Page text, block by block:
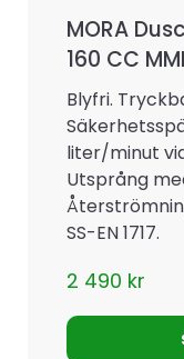
MORA
160 CC
Blyfri.
liter/minut
Utsprång
SS-EN 1717.
2 490 kr